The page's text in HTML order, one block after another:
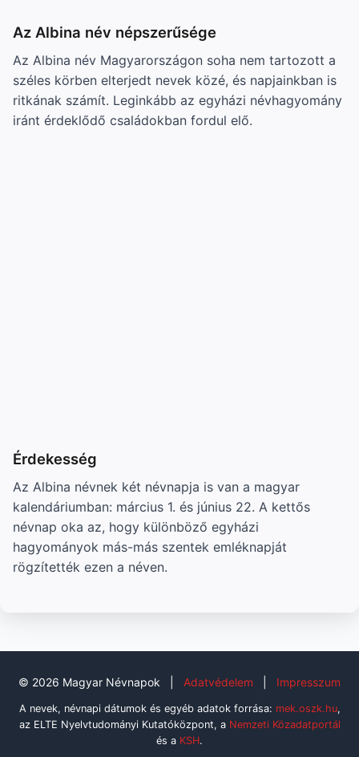
Az Albina név népszerűsége
Az Albina név Magyarországon soha nem tartozott a
széles körben elterjedt nevek közé, és napjainkban is
ritkának számít. Leginkább az egyházi névhagyomány
iránt érdeklődő családokban fordul elő.
Érdekesség
Az Albina névnek két névnapja is van a magyar
kalendáriumban: március 1. és június 22. A kettős
névnap oka az, hogy különböző egyházi
hagyományok más-más szentek emléknapját
rögzítették ezen a néven.
© 2026 Magyar Névnapok Adatvédelem Impresszum
A nevek, névnapi dátumok és egyéb adatok forrása: mek.oszk.hu,
az ELTE Nyelvtudományi Kutatóközpont, a Nemzeti Közadatportál
és a KSH.